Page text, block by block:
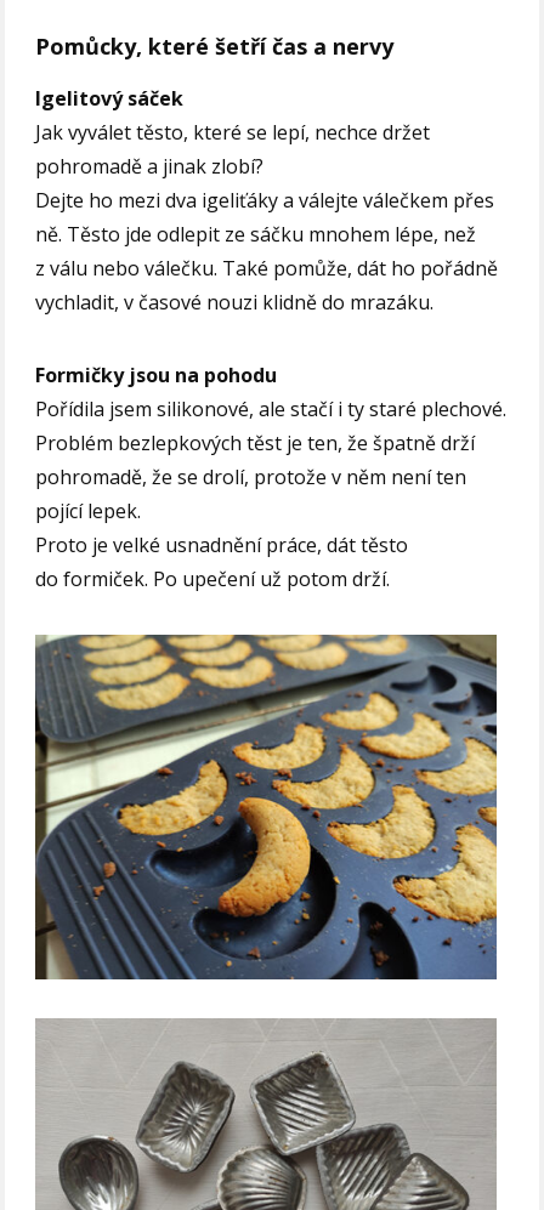
Pomůcky, které šetří čas a nervy
Igelitový sáček
Jak vyválet těsto, které se lepí, nechce držet
pohromadě a jinak zlobí?
Dejte ho mezi dva igeliťáky a válejte válečkem přes
ně. Těsto jde odlepit ze sáčku mnohem lépe, než
z válu nebo válečku. Také pomůže, dát ho pořádně
vychladit, v časové nouzi klidně do mrazáku.
Formičky jsou na pohodu
Pořídila jsem silikonové, ale stačí i ty staré plechové.
Problém bezlepkových těst je ten, že špatně drží
pohromadě, že se drolí, protože v něm není ten
pojící lepek.
Proto je velké usnadnění práce, dát těsto
do formiček. Po upečení už potom drží.